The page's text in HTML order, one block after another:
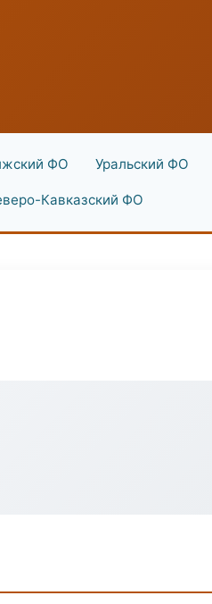
ФО Уральский ФО
Кавказский ФО